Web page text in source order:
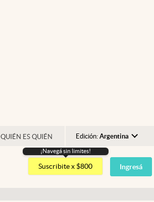
QUIÉN ES QUIÉN Edición: Argentina
Argentina
España
¡Navegá sin limites!
Suscribite x $800 Ingresá